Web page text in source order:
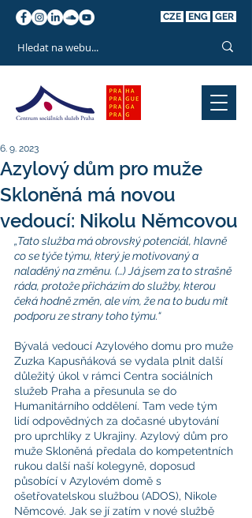
CZE ENG GER
Azylový dům pro muže
Skloněná má novou
vedoucí: Nikolu Němcovou
6. 9. 2023
„Tato služba má obrovský potenciál, hlavně
co se týče týmu, který je motivovaný a
naladěný na změnu. (…) Já jsem za to strašně
ráda, protože přicházím do služby, kterou
čeká hodně změn, ale vím, že na to budu mít
podporu ze strany toho týmu.“
Bývalá vedoucí Azylového domu pro muže
Zuzka Kapusňáková se vydala plnit další
důležitý úkol v rámci Centra sociálních
služeb Praha a přesunula se do
Humanitárního oddělení. Tam vede tým
lidí odpovědných za dočasné ubytování
pro uprchlíky z Ukrajiny. Azylový dům pro
muže Skloněná předala do kompetentních
rukou další naší kolegyně, doposud
působící v Azylovém domě s
ošetřovatelskou službou (ADOS), Nikole
Němcové. Jak se jí zatím v nové službě